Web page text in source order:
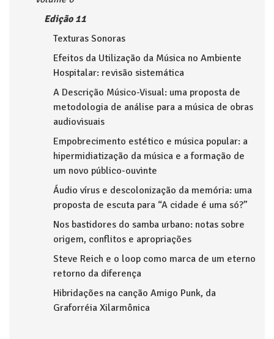
Edição 11
Texturas Sonoras
Efeitos da Utilização da Música no Ambiente
Hospitalar: revisão sistemática
A Descrição Músico-Visual: uma proposta de
metodologia de análise para a música de obras
audiovisuais
Empobrecimento estético e música popular: a
hipermidiatização da música e a formação de
um novo público-ouvinte
Áudio vírus e descolonização da memória: uma
proposta de escuta para “A cidade é uma só?”
Nos bastidores do samba urbano: notas sobre
origem, conflitos e apropriações
Steve Reich e o loop como marca de um eterno
retorno da diferença
Hibridações na canção Amigo Punk, da
Graforréia Xilarmônica